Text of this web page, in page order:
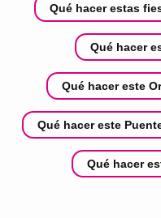
Qué hacer estas
Qué hacer
Qué hacer este
Qué hacer este
Qué hacer